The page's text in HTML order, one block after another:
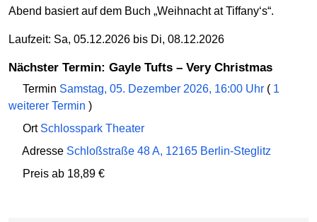
Abend basiert auf dem Buch „Weihnacht at Tiffany‘s“.
Laufzeit: Sa, 05.12.2026 bis Di, 08.12.2026
Nächster Termin: Gayle Tufts – Very Christmas
Termin Samstag, 05. Dezember 2026, 16:00 Uhr ( 1
weiterer Termin )
Ort Schlosspark Theater
Adresse Schloßstraße 48 A, 12165 Berlin-Steglitz
Preis ab 18,89 €